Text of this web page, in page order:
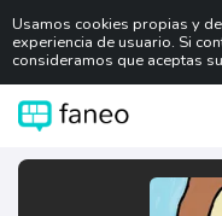
Usamos cookies propias y
experiencia de usuario. Si
consideramos que aceptas